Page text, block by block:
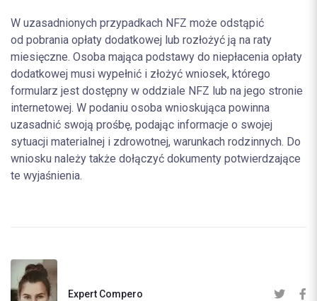
W uzasadnionych przypadkach NFZ może odstąpić
od pobrania opłaty dodatkowej lub rozłożyć ją na raty
miesięczne. Osoba mająca podstawy do niepłacenia opłaty
dodatkowej musi wypełnić i złożyć wniosek, którego
formularz jest dostępny w oddziale NFZ lub na jego stronie
internetowej. W podaniu osoba wnioskująca powinna
uzasadnić swoją prośbę, podając informacje o swojej
sytuacji materialnej i zdrowotnej, warunkach rodzinnych. Do
wniosku należy także dołączyć dokumenty potwierdzające
te wyjaśnienia.
Expert Compero